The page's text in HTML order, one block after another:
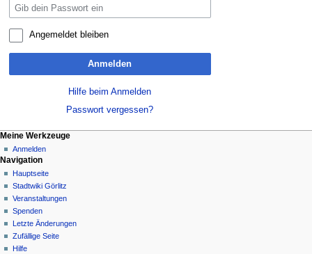
Angemeldet bleiben
Anmelden
Hilfe beim Anmelden
Passwort vergessen?
Meine Werkzeuge
Anmelden
Navigation
Hauptseite
Stadtwiki Görlitz
Veranstaltungen
Spenden
Letzte Änderungen
Zufällige Seite
Hilfe